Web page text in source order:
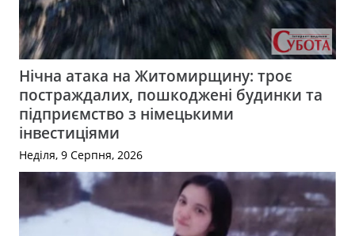
Нічна атака на Житомирщину: троє
постраждалих, пошкоджені будинки та
підприємство з німецькими
інвестиціями
Неділя, 9 Серпня, 2026